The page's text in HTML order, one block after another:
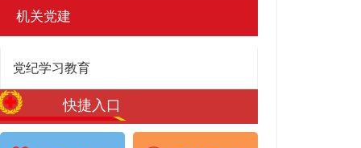
机关党建
党纪学习教育
快捷入口